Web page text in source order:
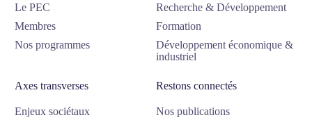
Le PEC
Membres
Nos programmes
Recherche & Développement
Formation
Développement économique &
industriel
Axes transverses
Enjeux sociétaux
Restons connectés
Nos publications